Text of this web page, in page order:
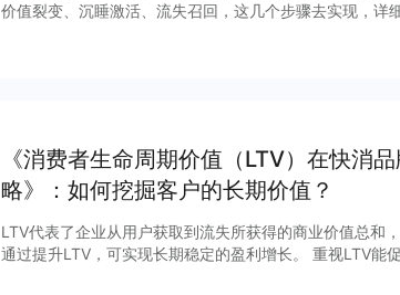
价值裂变、沉睡激活、流失召回，这几个步骤去实现，详
《消费者生命周期价值（LTV）在快消
略》：如何挖掘客户的长期价值？
LTV代表了企业从用户获取到流失所获得的商业价值总和
通过提升LTV，可实现长期稳定的盈利增长。 重视LTV能